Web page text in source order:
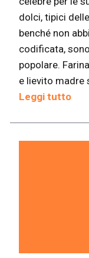
dolci, tipici
benché non
codificata,
popolare.
e lievito madre
Leggi tutto